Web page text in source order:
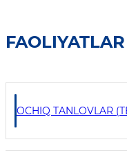
OCHIQ TANLOVLAR